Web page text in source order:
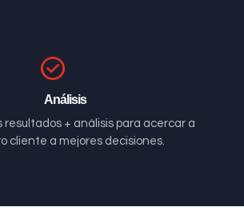
Análisis
resultados + análisis para acercar a
cliente a mejores decisiones.